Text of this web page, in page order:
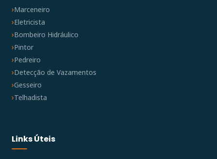
Marceneiro
Eletricista
Bombeiro Hidráulico
Pintor
Pedreiro
Detecção de Vazamentos
Gesseiro
Telhadista
Links Úteis